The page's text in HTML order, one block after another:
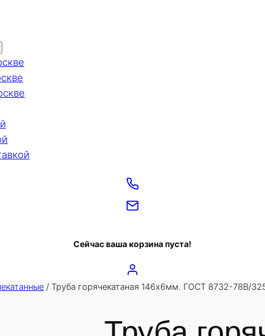
Сейчас ваша корзина пуста!
/ Труба горячекатаная 146х6мм. ГОСТ 8732-78В/